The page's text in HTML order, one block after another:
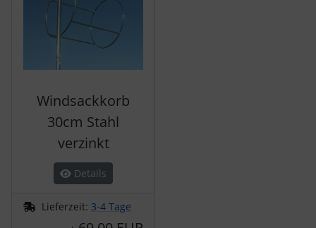
Windsackkorb
30cm Stahl
verzinkt
Details
Lieferzeit: 3-4 Tage